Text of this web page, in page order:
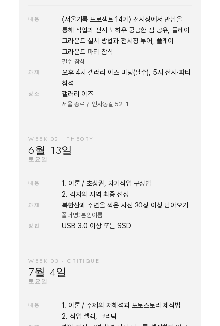
내용
〈서울기록 프로젝트 14기〉 전시장에서 만남을
통해 작업과 전시 노하우·궁금한 점 공유, 플레이
그라운드 설치 방법과 전시장 투어, 플레이
그라운드 파티 참석
필수 참석
과제
오후 4시 갤러리 이즈 미팅(필수), 5시 전시·파티
참석
장소 갤러리 이즈
서울 종로구 인사동길 52-1
WEEK 02 · THEORY
6월 13일
토요일
내용
1. 이론 / 초상권, 자기작업 구성법
2. 각자의 지역 최종 선정
과제 북한산과 주변을 찍은 사진 30장 이상 담아오기
폴더명: 본인이름
방법 USB 3.0 이상 또는 SSD
WEEK 03 · CRITIQUE
7월 4일
토요일
내용
1. 이론 / 주제의 재해석과 포토스토리 제작법
2. 작업 셀렉, 크리틱